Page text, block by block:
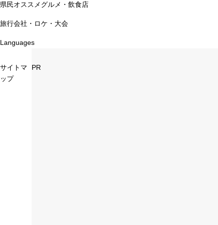
県民オススメグルメ・飲食店
旅行会社・ロケ・大会
Languages
サイトマ
ップ
PR